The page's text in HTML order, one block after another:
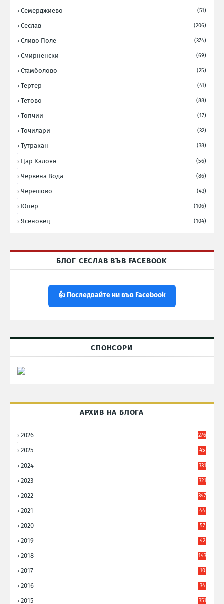
Семерджиево (51)
Сеслав (206)
Сливо Поле (374)
Смирненски (69)
Стамболово (25)
Тертер (41)
Тетово (88)
Топчии (17)
Точилари (32)
Тутракан (38)
Цар Калоян (56)
Червена Вода (86)
Черешово (43)
Юпер (106)
Ясеновец (104)
БЛОГ СЕСЛАВ ВЪВ FACEBOOK
👍 Последвайте ни във Facebook
СПОНСОРИ
АРХИВ НА БЛОГА
2026 276
2025
45
2024 331
2023 321
2022 347
2021
44
2020
57
2019
42
2018 143
2017
10
2016
34
2015 351